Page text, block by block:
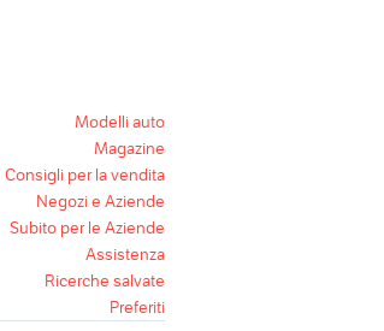
Modelli auto
Magazine
Consigli per la vendita
Negozi e Aziende
Subito per le Aziende
Assistenza
Ricerche salvate
Preferiti